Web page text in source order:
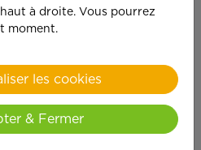
y met du
ur !
à droite. Vous pourrez
moment.
les cookies
& Fermer